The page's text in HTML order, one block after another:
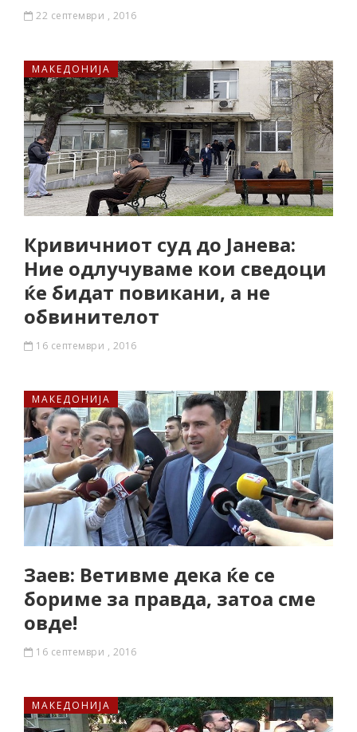
22 септември , 2016
МАКЕДОНИЈА
Кривичниот суд до Јанева:
Ние одлучуваме кои сведоци
ќе бидат повикани, а не
обвинителот
16 септември , 2016
МАКЕДОНИЈА
Заев: Ветивме дека ќе се
бориме за правда, затоа сме
овде!
16 септември , 2016
МАКЕДОНИЈА